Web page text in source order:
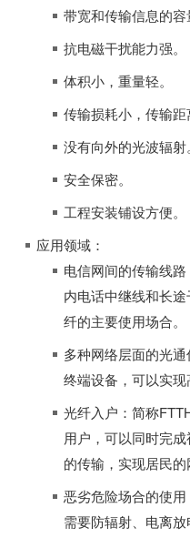
带宽和传输信息的容
抗电磁干扰能力强。
体积小，重量轻。
传输损耗小，传输距
没有向外的光波辐射。
安全保密。
工程安装铺设方便。
应用领域：
电信网间的传输线
内电话中继线和长
纤的主要使用场合。
多种网络层面的光
终端设备，可以实
光纤入户：简称
用户，可以同时完
的传输，实现居民
恶劣危险场合的使
需要防辐射、电离